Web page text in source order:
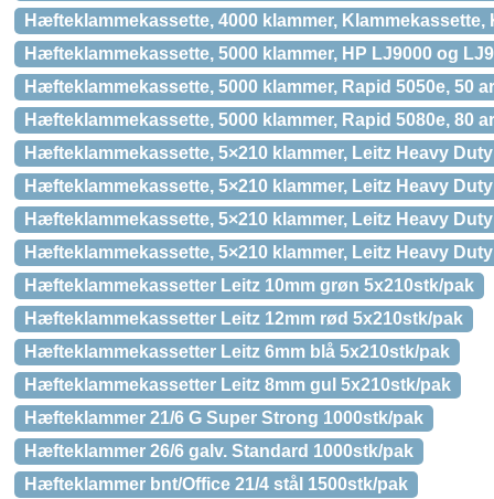
Hæfteklammekassette, 4000 klammer, Klammekassette,
Hæfteklammekassette, 5000 klammer, HP LJ9000 og
Hæfteklammekassette, 5000 klammer, Rapid 5050e, 50
Hæfteklammekassette, 5000 klammer, Rapid 5080e, 80
Hæfteklammekassette, 5×210 klammer, Leitz Heavy
Hæfteklammekassette, 5×210 klammer, Leitz Heavy
Hæfteklammekassette, 5×210 klammer, Leitz Heavy
Hæfteklammekassette, 5×210 klammer, Leitz Heavy
Hæfteklammekassetter Leitz 10mm grøn 5x210stk/pak
Hæfteklammekassetter Leitz 12mm rød 5x210stk/pak
Hæfteklammekassetter Leitz 6mm blå 5x210stk/pak
Hæfteklammekassetter Leitz 8mm gul 5x210stk/pak
Hæfteklammer 21/6 G Super Strong 1000stk/pak
Hæfteklammer 26/6 galv. Standard 1000stk/pak
Hæfteklammer bnt/Office 21/4 stål 1500stk/pak